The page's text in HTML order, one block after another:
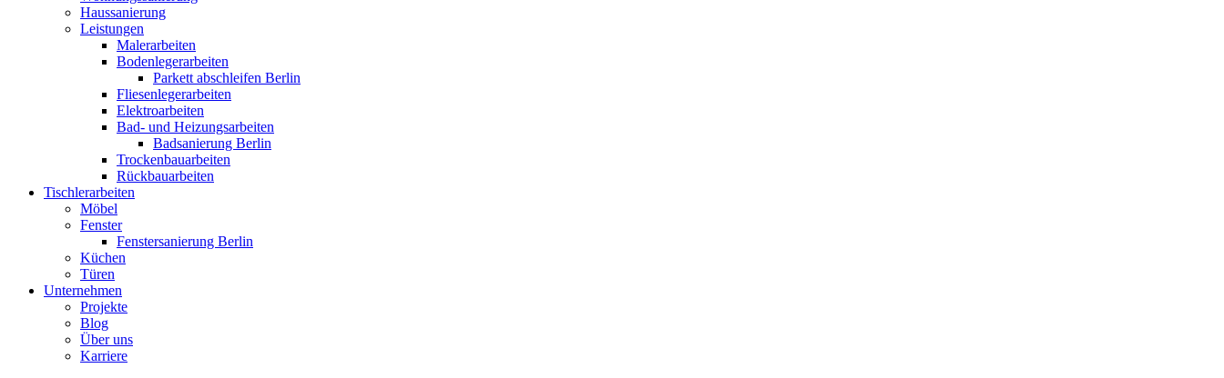
Haussanierung
Leistungen
Malerarbeiten
Bodenlegerarbeiten
Parkett abschleifen Berlin
Fliesenlegerarbeiten
Elektroarbeiten
Bad- und Heizungsarbeiten
Badsanierung Berlin
Trockenbauarbeiten
Rückbauarbeiten
Tischlerarbeiten
Möbel
Fenster
Fenstersanierung Berlin
Küchen
Türen
Unternehmen
Projekte
Blog
Über uns
Karriere